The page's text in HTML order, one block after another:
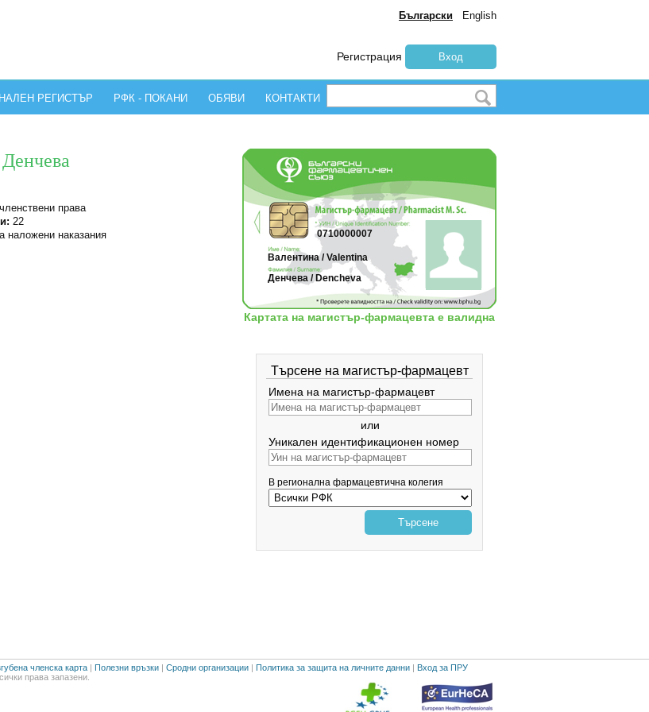
Български English
Регистрация Вход
РЕГИСТЪР РФК - ПОКАНИ ОБЯВИ КОНТАКТИ
права
22
наложени наказания 0710000007
Валентина / Valentina
Денчева / Dencheva
Картата на магистър-фармацевта е валидна
Търсене на магистър-фармацевт
Имена на магистър-фармацевт
или
Уникален идентификационен номер
В регионална фармацевтична колегия
Търсене
членска карта | Полезни връзки | Сродни организации | Политика за защита на личните данни | Вход за ПРУ
права запазени.